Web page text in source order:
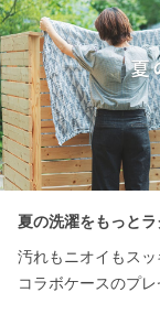
夏の洗濯をもっとラ
汚れもニオイもス
コラボケースのプレ